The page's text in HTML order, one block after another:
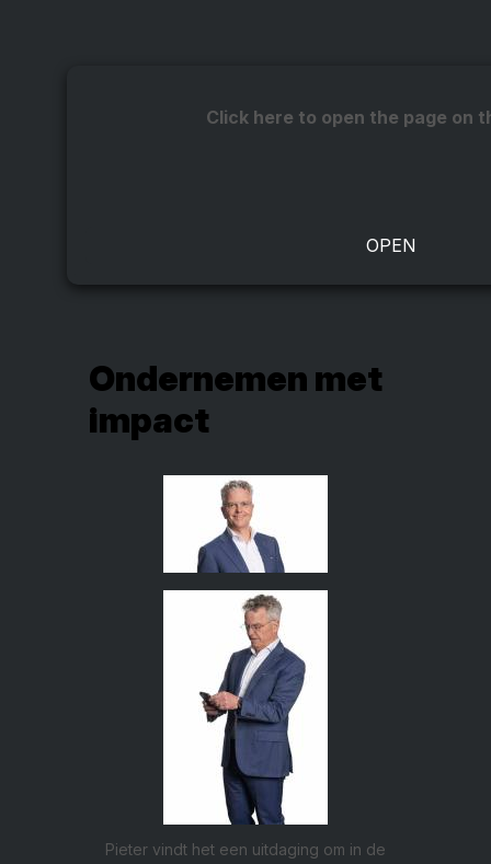
Click here to open the page on
Ondernemen met
impact
Pieter vindt het een uitdaging om in de